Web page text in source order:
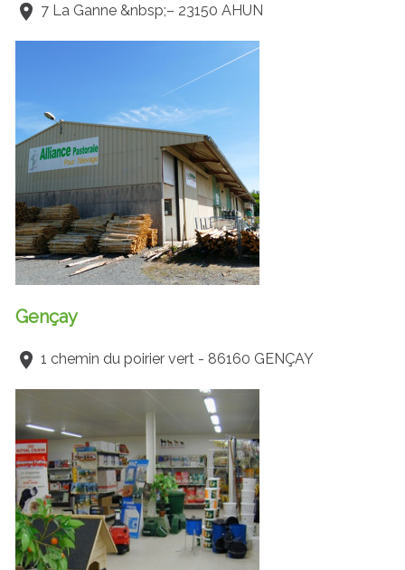
7 La Ganne &nbsp;– 23150 AHUN
Gençay
1 chemin du poirier vert - 86160 GENÇAY